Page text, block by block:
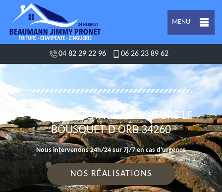
MENU
04 82 29 22 96 06 26 23 89 62
DEVIS NETTOYAGE DE TOITURE LE
BOUSQUET D ORB 34260
Nous intervenons 24h/24 sur 7j/7 en cas d'urgence
NOS RÉALISATIONS